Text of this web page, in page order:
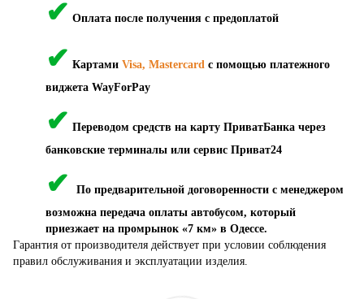
✔ Оплата после получения с предоплатой
✔ Картами Visa, Mastercard с помощью платежного
виджета WayForPay
✔ Переводом средств на карту ПриватБанка через
банковские терминалы или сервис Приват24
✔
По предварительной договоренности с менеджером
возможна передача оплаты автобусом, который
приезжает на промрынок «7 км» в Одессе.
Гарантия от производителя действует при условии соблюдения
правил обслуживания и эксплуатации изделия.